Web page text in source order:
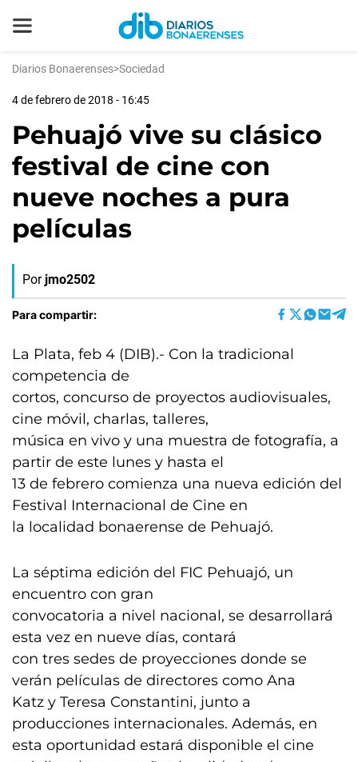
Diarios Bonaerenses>Sociedad
4 de febrero de 2018 - 16:45
Pehuajó vive su clásico
festival de cine con
nueve noches a pura
películas
Por jmo2502
Para compartir:
La Plata, feb 4 (DIB).- Con la tradicional
competencia de
cortos, concurso de proyectos audiovisuales,
cine móvil, charlas, talleres,
música en vivo y una muestra de fotografía, a
partir de este lunes y hasta el
13 de febrero comienza una nueva edición del
Festival Internacional de Cine en
la localidad bonaerense de Pehuajó.
La séptima edición del FIC Pehuajó, un
encuentro con gran
convocatoria a nivel nacional, se desarrollará
esta vez en nueve días, contará
con tres sedes de proyecciones donde se
verán películas de directores como Ana
Katz y Teresa Constantini, junto a
producciones internacionales. Además, en
esta oportunidad estará disponible el cine